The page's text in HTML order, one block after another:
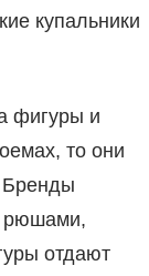
купальники
фигуры и
то они
Бренды
рюшами,
отдают